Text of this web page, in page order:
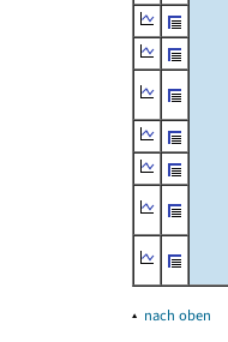
▴ nach oben